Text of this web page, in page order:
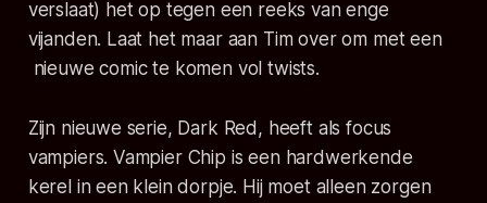
verslaat) het op tegen een reeks van enge
vijanden. Laat het maar aan Tim over om met een
nieuwe comic te komen vol twists.
Zijn nieuwe serie, Dark Red, heeft als focus
vampiers. Vampier Chip is een hardwerkende
kerel in een klein dorpje. Hij moet alleen zorgen